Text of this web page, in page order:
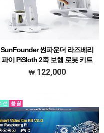
SunFounder 썬파운더 라즈베리
파이 PiSloth 2족 보행 로봇 키트
(CN0344D)
122,000